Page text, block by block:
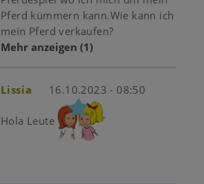
Pferd kümmern kann.Wie kann ich
mein Pferd verkaufen?
Mehr anzeigen (1)
Lissia 16.10.2023 - 08:50
Hola Leute